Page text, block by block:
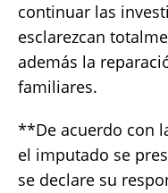
continuar las
esclarezcan
además la
familiares.
**De acuerdo con
el imputado se
se declare su